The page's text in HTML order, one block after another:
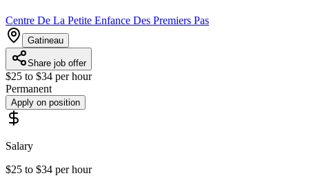
Centre De La Petite Enfance Des Premiers Pas
Gatineau
Share job offer
$25 to $34 per hour
Permanent
Apply on position
Salary
$25 to $34 per hour